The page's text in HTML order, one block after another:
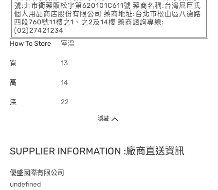
號:北市衛藥販松字第620101C611號 藥商名稱:台灣屈臣氏
個人用品商店股份有限公司 藥商地址:台北市松山區八德路
四段760號11樓之1、之2及14樓 藥商諮詢專線:
(02)27421234
How To Store
室溫
寬 13
高 14
深 22
隱藏
SUPPLIER INFORMATION :廠商直送資訊
優盛國際有限公司
undefined